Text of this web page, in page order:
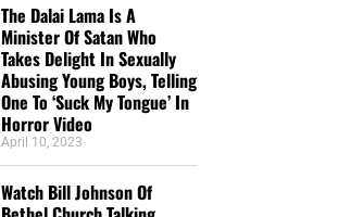
The Dalai Lama Is A
Minister Of Satan Who
Takes Delight In Sexually
Abusing Young Boys, Telling
One To ‘Suck My Tongue’ In
Horror Video
April 10, 2023
Watch Bill Johnson Of